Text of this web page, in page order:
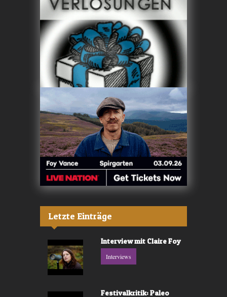
Letzte Einträge
Interview mit Claire Foy
Interviews
Festivalkritik: Paleo